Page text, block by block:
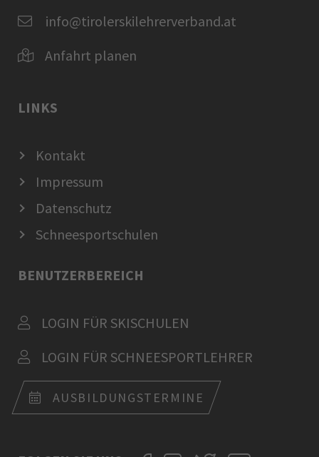
info@tirolerskilehrerverband.at
Anfahrt planen
LINKS
Kontakt
Impressum
Datenschutz
Schneesportschulen
BENUTZERBEREICH
LOGIN FÜR SKISCHULEN
LOGIN FÜR SCHNEESPORTLEHRER
AUSBILDUNGSTERMINE